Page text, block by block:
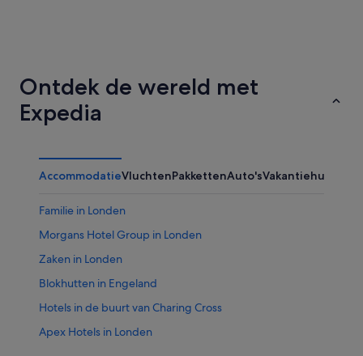
Ontdek de wereld met
Expedia
AccommodatieVluchtenPakkettenAuto'sVakantiehuizen
Familie in Londen
Morgans Hotel Group in Londen
Zaken in Londen
Blokhutten in Engeland
Hotels in de buurt van Charing Cross
Apex Hotels in Londen